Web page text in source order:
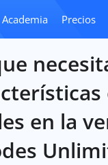
Academia Precios
en la